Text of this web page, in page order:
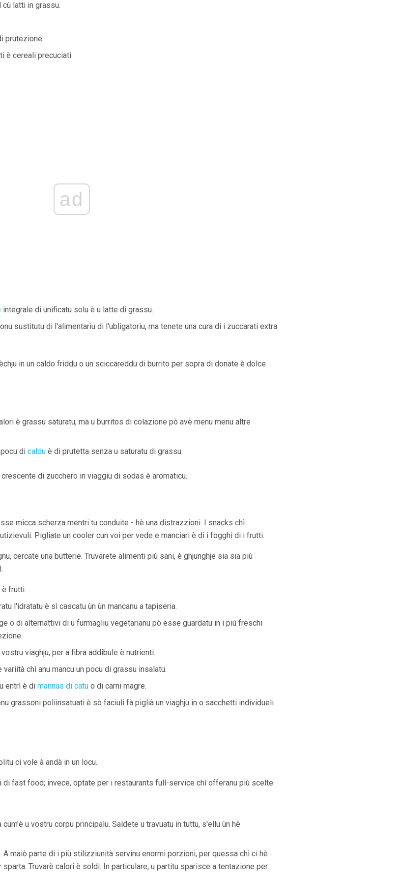
cù latti in grassu.
prutezione.
è cereali precuciati.
ad
integrale di unificatu solu è u latte di grassu.
sustitutu di l'alimentariu di l'ubligatoriu, ma tenete una cura di i zuccarati extra
in un caldo friddu o un sciccareddu di burrito per sopra di donate è dolce
è grassu saturatu, ma u burritos di colazione pò avè menu menu altre
di caldu è di prutetta senza u saturatu di grassu.
di zucchero in viaggiu di sodas è aromaticu.
micca scherza mentri tu conduite - hè una distrazzioni. I snacks chì
Pigliate un cooler cun voi per vede e manciari è di i fogghi di i frutti.
cercate una butterie. Truvarete alimenti più sani, è ghjunghje sia sia più
frutti.
l'idratatu è sì cascatu ùn ùn mancanu a tapiseria.
o di alternattivi di u furmagliu vegetarianu pò esse guardatu in i più freschi
viaghju, per a fibra addibule è nutrienti.
chì anu mancu un pocu di grassu insalatu.
entrì è di mannus di catu o di carni magre.
grassoni poliinsatuati è sò faciuli fà piglià un viaghju in o sacchetti individueli
ci vole à andà in un locu.
di fast food; invece, optate per i restaurants full-service chì offeranu più scelte.
cum'è u vostru corpu principalu. Saldete u travuatu in tuttu, s'ellu ùn hè
A maiò parte di i più stilizziunità servinu enormi porzioni, per quessa chì ci hè
Truvarè calori è soldi. In particulare, u partitu sparisce a tentazione per